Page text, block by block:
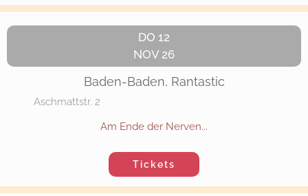
DO 12
NOV 26
Baden-Baden, Rantastic
Aschmattstr. 2
Am Ende der Nerven...
Tickets